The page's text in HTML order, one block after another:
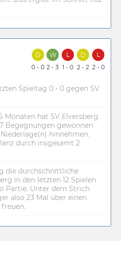
D
0 - 0
W
2 - 3
L
1 - 0
D
2 - 2
L
2 - 0
Spieltag 0 - 0 gegen SV
Monaten hat SV Elversberg
Begegnungen gewonnen
hinnehmen.
durch insgesamt 2
die durchschnittliche
in den letzten 12 Spielen
Partie. Unter dem Strich
also 23 Mal über einen